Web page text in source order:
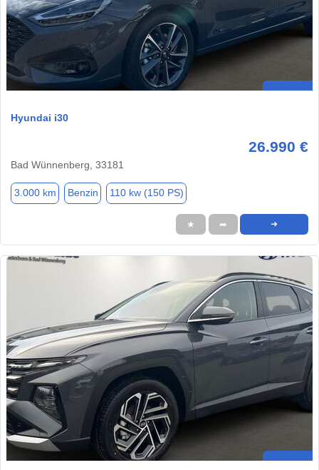
Hyundai i30
26.990 €
Bad Wünnenberg, 33181
3.000 km Benzin 110 kw (150 PS)
★ ➦ ➜